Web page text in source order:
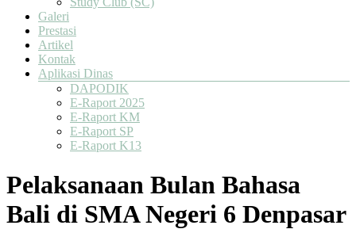
Galeri
Prestasi
Artikel
Kontak
Aplikasi Dinas
DAPODIK
E-Raport 2025
E-Raport KM
E-Raport SP
E-Raport K13
Pelaksanaan Bulan Bahasa
Bali di SMA Negeri 6 Denpasar